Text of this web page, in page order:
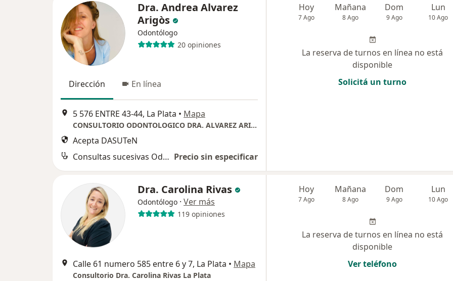
Dra. Andrea Alvarez
Arigòs
Odontólogo
20 opiniones
Dirección En línea
5 576 ENTRE 43-44, La Plata • Mapa
CONSULTORIO ODONTOLOGICO DRA. ALVAREZ ARIGÒS ANDREA
Acepta DASUTeN
Consultas sucesivas Odontología Precio sin especificar
Hoy
7 Ago
Mañana
8 Ago
Dom
9 Ago
Lun
10 Ago
La reserva de turnos en línea no está
disponible
Solicitá un turno
Dra. Carolina Rivas
Odontólogo · Ver más
119 opiniones
Calle 61 numero 585 entre 6 y 7, La Plata • Mapa
Consultorio Dra. Carolina Rivas La Plata
Hoy
7 Ago
Mañana
8 Ago
Dom
9 Ago
Lun
10 Ago
La reserva de turnos en línea no está
disponible
Ver teléfono